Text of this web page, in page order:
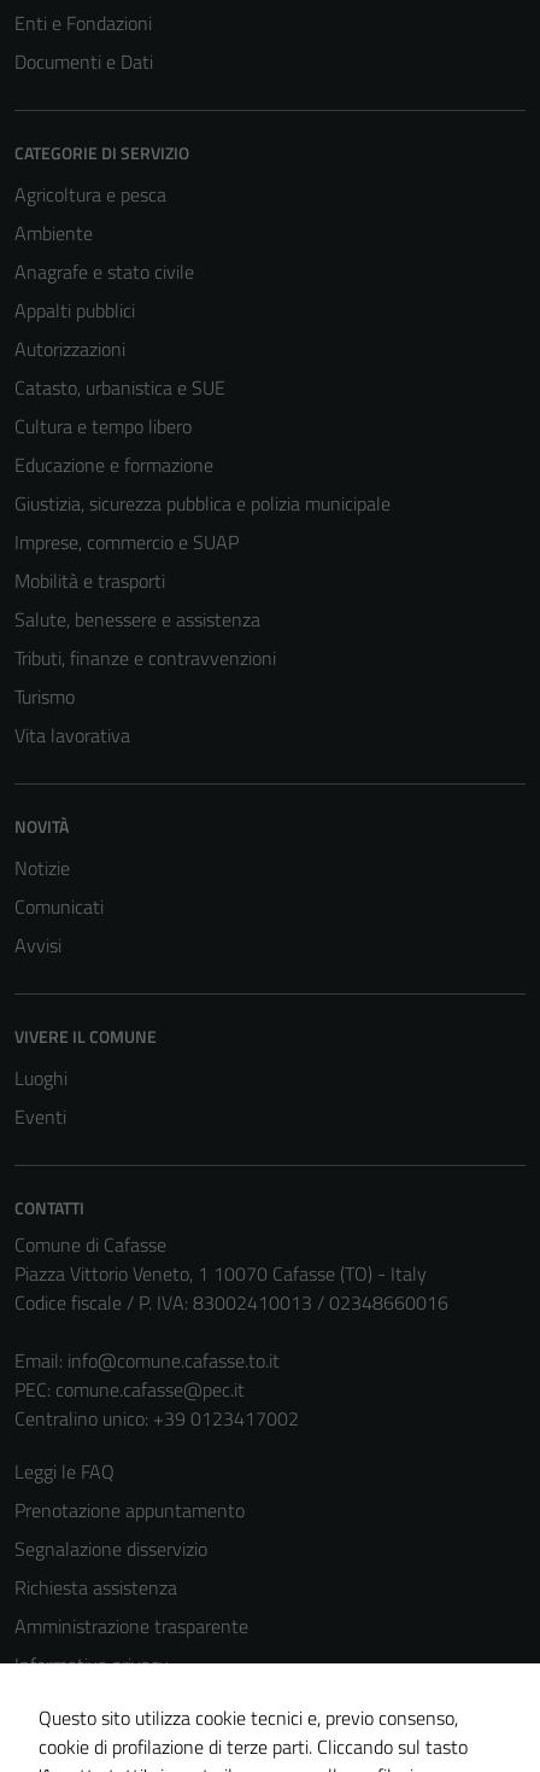
Enti e Fondazioni
Documenti e Dati
CATEGORIE DI SERVIZIO
Agricoltura e pesca
Ambiente
Anagrafe e stato civile
Appalti pubblici
Autorizzazioni
Catasto, urbanistica e SUE
Cultura e tempo libero
Educazione e formazione
Giustizia, sicurezza pubblica e polizia municipale
Imprese, commercio e SUAP
Mobilità e trasporti
Salute, benessere e assistenza
Tributi, finanze e contravvenzioni
Turismo
Vita lavorativa
NOVITÀ
Notizie
Comunicati
Avvisi
VIVERE IL COMUNE
Luoghi
Eventi
CONTATTI
Comune di Cafasse
Piazza Vittorio Veneto, 1 10070 Cafasse (TO) - Italy
Codice fiscale / P. IVA: 83002410013 / 02348660016
Email: info@comune.cafasse.to.it
PEC: comune.cafasse@pec.it
Centralino unico: +39 0123417002
Leggi le FAQ
Prenotazione appuntamento
Segnalazione disservizio
Richiesta assistenza
Amministrazione trasparente
Informativa privacy
Cookie Policy
Note legali
Questo sito utilizza cookie tecnici e, previo consenso,
cookie di profilazione di terze parti. Cliccando sul tasto
funzionamento
non raccolgono